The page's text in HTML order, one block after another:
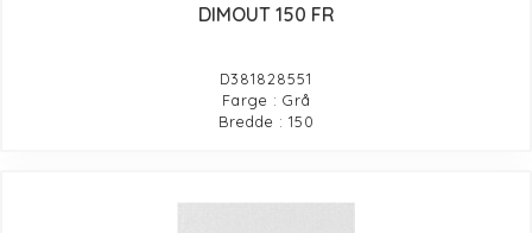
DIMOUT 150 FR
D381828551
Farge : Grå
Bredde : 150